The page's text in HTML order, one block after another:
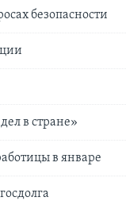
безопасности
в стране»
в январе